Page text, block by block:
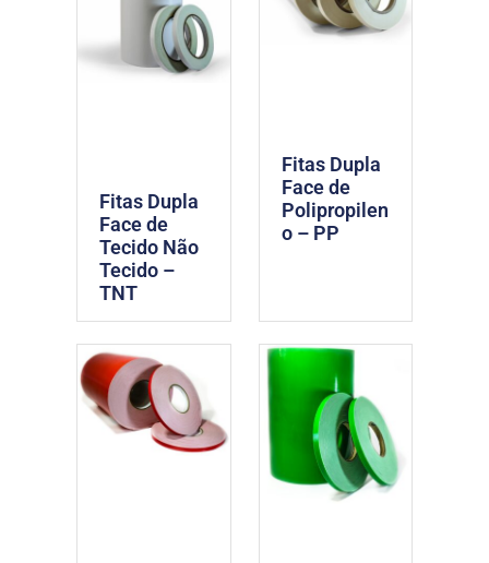
Fitas Dupla
Face de
Tecido Não
Tecido –
TNT
Fitas Dupla
Face de
Polipropilen
o – PP